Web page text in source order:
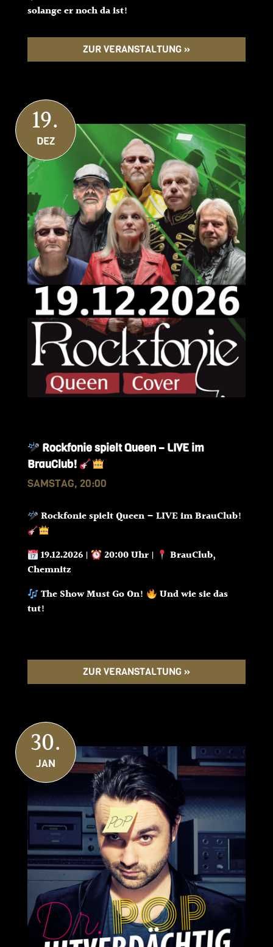
solange er noch da ist!
ZUR VERANSTALTUNG »
19.
DEZ
Rockfonie spielt Queen – LIVE im
BrauClub!
SAMSTAG, 20:00
Rockfonie spielt Queen – LIVE im BrauClub!
19.12.2026 | 20:00 Uhr |
BrauClub,
Chemnitz
The Show Must Go On!
Und wie sie das
tut!
ZUR VERANSTALTUNG »
30.
JAN